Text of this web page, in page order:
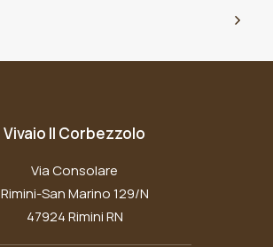
Vivaio Il Corbezzolo
Via Consolare
Rimini-San Marino 129/N
47924 Rimini RN